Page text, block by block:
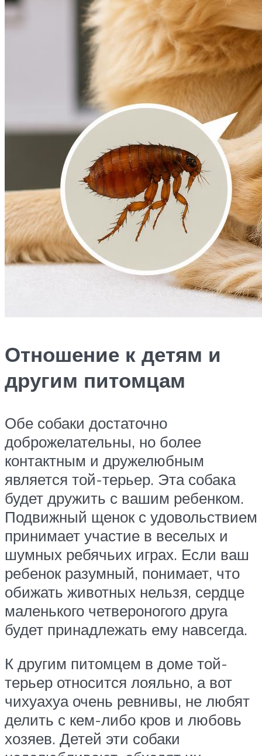
Отношение к детям и
другим питомцам
Обе собаки достаточно
доброжелательны, но более
контактным и дружелюбным
является той-терьер. Эта собака
будет дружить с вашим ребенком.
Подвижный щенок с удовольствием
принимает участие в веселых и
шумных ребячьих играх. Если ваш
ребенок разумный, понимает, что
обижать животных нельзя, сердце
маленького четвероногого друга
будет принадлежать ему навсегда.
К другим питомцем в доме той-
терьер относится лояльно, а вот
чихуахуа очень ревнивы, не любят
делить с кем-либо кров и любовь
хозяев. Детей эти собаки